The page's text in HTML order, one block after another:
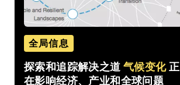
全局信息
探索和追踪解决之道 气候变化 正
在影响经济、产业和全球问题